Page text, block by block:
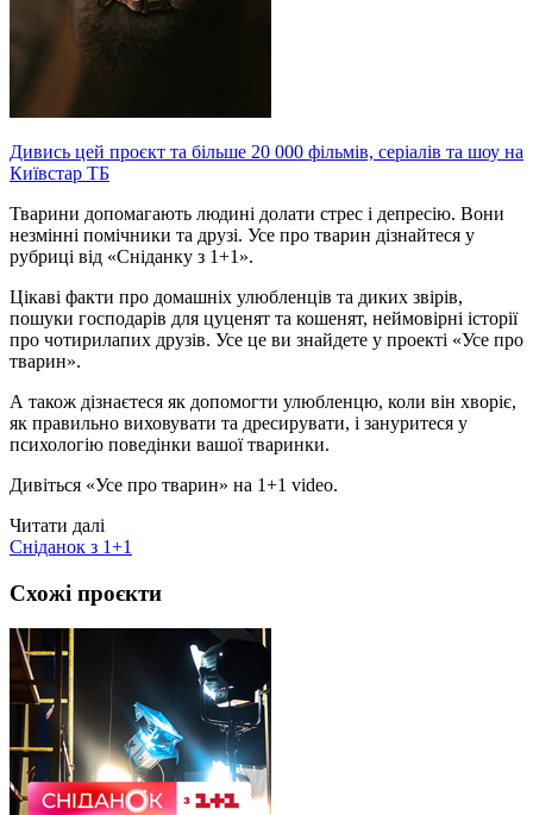
Дивись цей проєкт та більше 20 000 фільмів, серіалів та шоу на
Київстар ТБ
Тварини допомагають людині долати стрес і депресію. Вони
незмінні помічники та друзі. Усе про тварин дізнайтеся у
рубриці від «Сніданку з 1+1».
Цікаві факти про домашніх улюбленців та диких звірів,
пошуки господарів для цуценят та кошенят, неймовірні історії
про чотирилапих друзів. Усе це ви знайдете у проекті «Усе про
тварин».
А також дізнаєтеся як допомогти улюбленцю, коли він хворіє,
як правильно виховувати та дресирувати, і зануритеся у
психологію поведінки вашої тваринки.
Дивіться «Усе про тварин» на 1+1 video.
Читати далі
Сніданок з 1+1
Схожі проєкти